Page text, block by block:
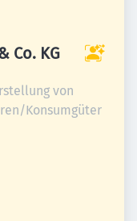
Co. KG
von
Konsumgüter